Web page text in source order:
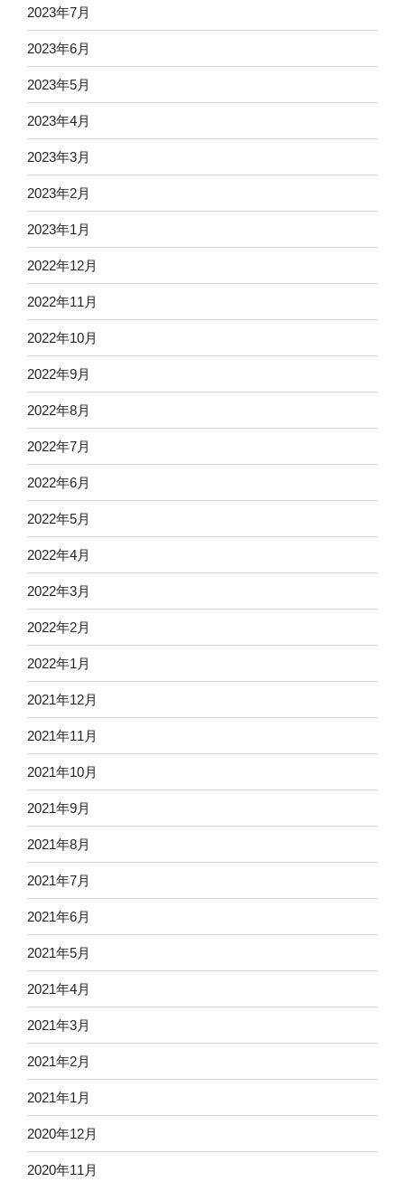
2023年7月
2023年6月
2023年5月
2023年4月
2023年3月
2023年2月
2023年1月
2022年12月
2022年11月
2022年10月
2022年9月
2022年8月
2022年7月
2022年6月
2022年5月
2022年4月
2022年3月
2022年2月
2022年1月
2021年12月
2021年11月
2021年10月
2021年9月
2021年8月
2021年7月
2021年6月
2021年5月
2021年4月
2021年3月
2021年2月
2021年1月
2020年12月
2020年11月